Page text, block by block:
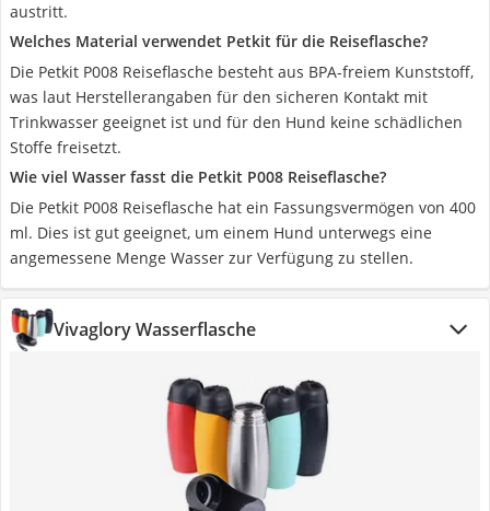
austritt.
Welches Material verwendet Petkit für die Reiseflasche?
Die Petkit P008 Reiseflasche besteht aus BPA-freiem Kunststoff,
was laut Herstellerangaben für den sicheren Kontakt mit
Trinkwasser geeignet ist und für den Hund keine schädlichen
Stoffe freisetzt.
Wie viel Wasser fasst die Petkit P008 Reiseflasche?
Die Petkit P008 Reiseflasche hat ein Fassungsvermögen von 400
ml. Dies ist gut geeignet, um einem Hund unterwegs eine
angemessene Menge Wasser zur Verfügung zu stellen.
Vivaglory Wasserflasche